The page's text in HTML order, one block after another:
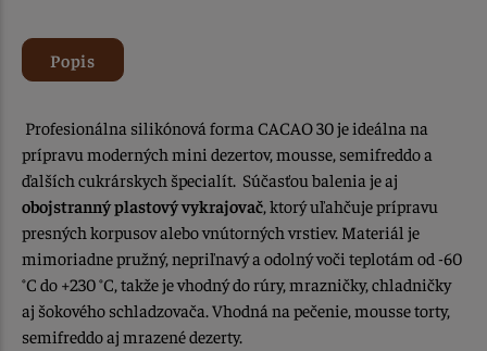
Popis
Profesionálna silikónová forma CACAO 30 je ideálna na
prípravu moderných mini dezertov, mousse, semifreddo a
ďalších cukrárskych špecialít. Súčasťou balenia je aj
obojstranný plastový vykrajovač , ktorý uľahčuje prípravu
presných korpusov alebo vnútorných vrstiev. Materiál je
mimoriadne pružný, nepriľnavý a odolný voči teplotám od -60
°C do +230 °C, takže je vhodný do rúry, mrazničky, chladničky
aj šokového schladzovača. Vhodná na pečenie, mousse torty,
semifreddo aj mrazené dezerty.